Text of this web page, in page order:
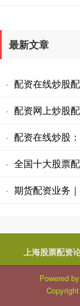
最新文章
· 配资在线炒股
· 配资网上炒股
· 配资在线炒股
· 全国十大股票
· 期货配资业务
上海股票配资
Powered by
Copyright